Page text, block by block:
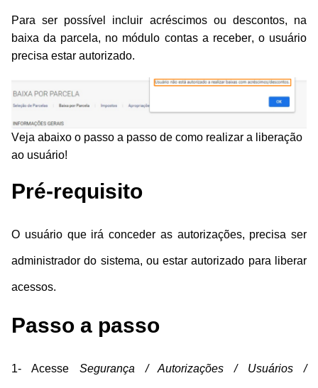
Para ser possível incluir acréscimos ou descontos, na
baixa da parcela, no módulo contas a receber, o usuário
precisa estar autorizado.
Veja abaixo o passo a passo de como realizar a liberação
ao usuário!
Pré-requisito
O usuário que irá conceder as autorizações, precisa ser
administrador do sistema, ou estar autorizado para liberar
acessos.
Passo a passo
1- Acesse Segurança / Autorizações / Usuários /